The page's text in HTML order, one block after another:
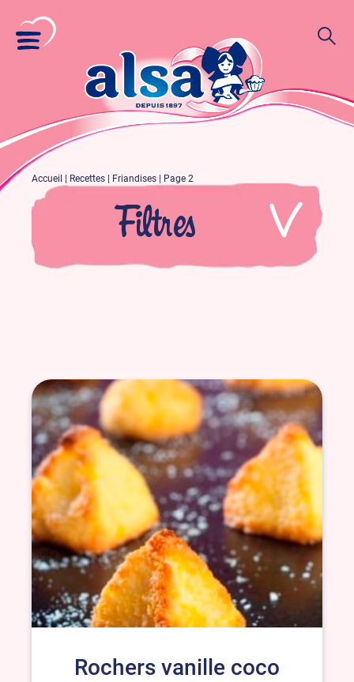
Accueil Recettes Friandises Page 2
Filtres
Rochers vanille coco